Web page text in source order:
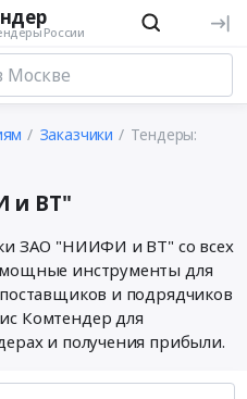
России
Заказчики
Тендеры:
и ВТ"
ЗАО "НИИФИ и ВТ" со всех
мощные инструменты для
и подрядчиков
Комтендер для
и получения прибыли.